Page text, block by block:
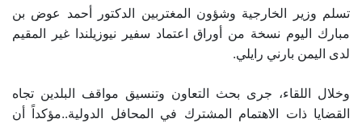
تسلم وزير الخارجية وشؤون المغتربين الدكتور أحمد عوض بن
مبارك اليوم نسخة من أوراق اعتماد سفير نيوزيلندا غير المقيم
لدى اليمن بارني رايلي.
وخلال اللقاء، جرى بحث التعاون وتنسيق مواقف البلدين تجاه
القضايا ذات الاهتمام المشترك في المحافل الدولية..مؤكداً أن